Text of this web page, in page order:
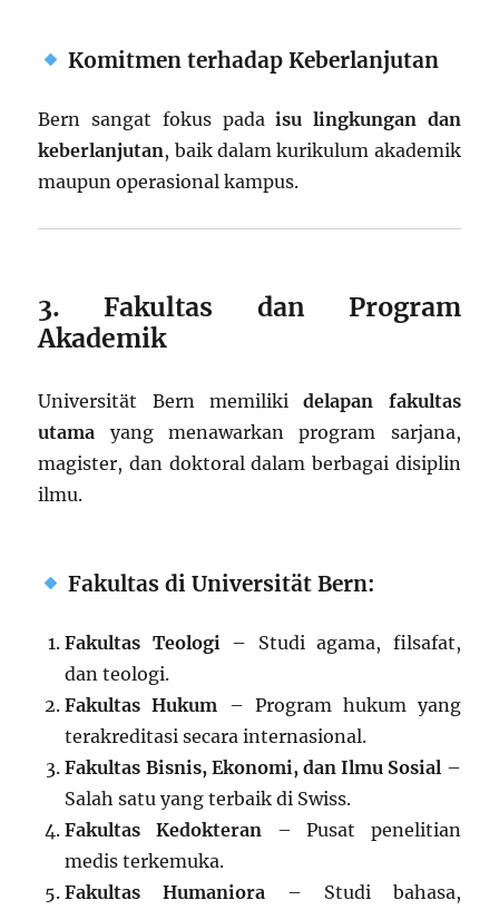
Komitmen terhadap Keberlanjutan
Bern sangat fokus padaisu lingkungan dan
keberlanjutan, baik dalam kurikulum akademik
maupun operasional kampus.
3. Fakultas dan Program
Akademik
Universität Bern memilikidelapan fakultas
utama yang menawarkan program sarjana,
magister, dan doktoral dalam berbagai disiplin
ilmu.
Fakultas di Universität Bern:
Fakultas Teologi– Studi agama, filsafat,
dan teologi.
Fakultas Hukum – Program hukum yang
terakreditasi secara internasional.
Fakultas Bisnis, Ekonomi, dan Ilmu Sosial –
Salah satu yang terbaik di Swiss.
Fakultas Kedokteran– Pusat penelitian
medis terkemuka.
Fakultas Humaniora – Studi bahasa,